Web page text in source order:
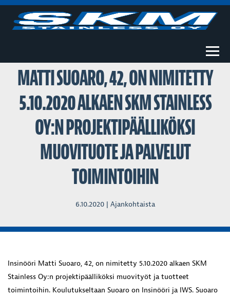
MATTI SUOARO, 42, ON NIMITETTY
5.10.2020 ALKAEN SKM STAINLESS
OY:N PROJEKTIPÄÄLLIKÖKSI
MUOVITUOTE JA PALVELUT
TOIMINTOIHIN
6.10.2020 | Ajankohtaista
Insinööri Matti Suoaro, 42, on nimitetty 5.10.2020 alkaen SKM
Stainless Oy:n projektipäälliköksi muovityöt ja tuotteet
toimintoihin. Koulutukseltaan Suoaro on Insinööri ja IWS. Suoaro